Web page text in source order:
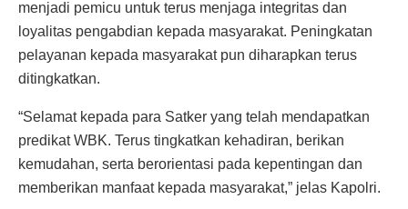
menjadi pemicu untuk terus menjaga integritas dan
loyalitas pengabdian kepada masyarakat. Peningkatan
pelayanan kepada masyarakat pun diharapkan terus
ditingkatkan.
“Selamat kepada para Satker yang telah mendapatkan
predikat WBK. Terus tingkatkan kehadiran, berikan
kemudahan, serta berorientasi pada kepentingan dan
memberikan manfaat kepada masyarakat,” jelas Kapolri.